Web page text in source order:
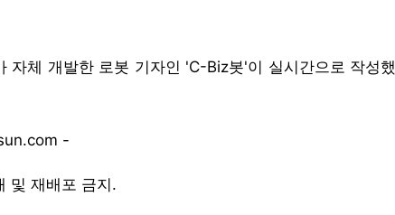
자체 개발한 로봇 기자인 'C-Biz봇'이 실시간으로 작성했
-
및 재배포 금지.